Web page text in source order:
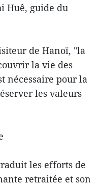
Huê, guide du
de Hanoï, "la
la vie des
nécessaire pour la
les valeurs
les efforts de
retraitée et son